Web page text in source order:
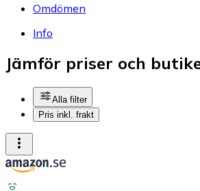
Omdömen
Info
Jämför priser och
Alla filter
Pris inkl. frakt